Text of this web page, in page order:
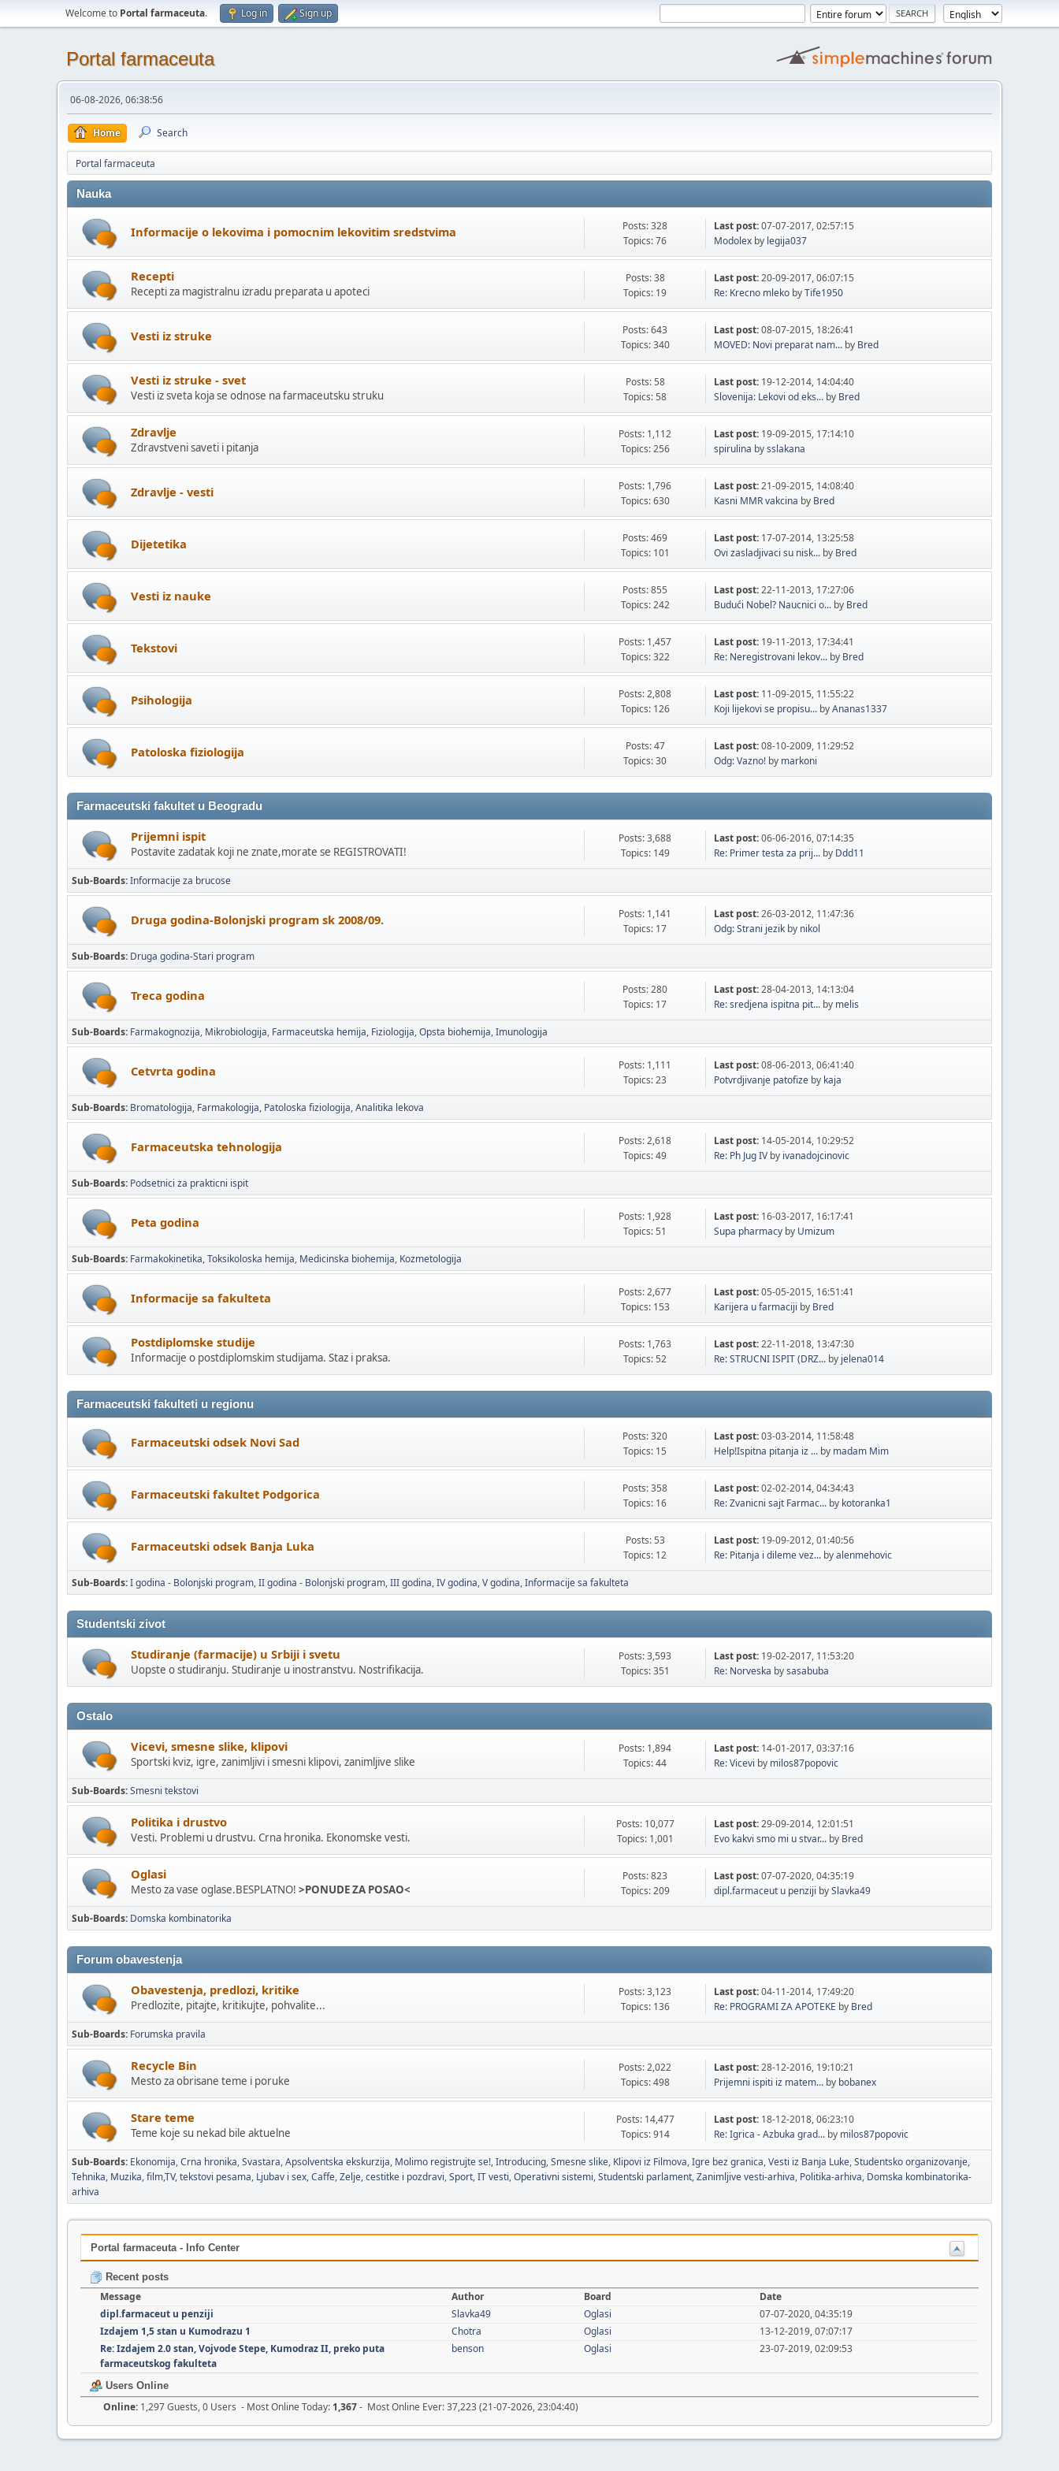
Welcome to Portal farmaceuta. Log in Sign up
Portal farmaceuta
06-08-2026, 06:38:56
Home Search
Portal farmaceuta
Nauka
Informacije o lekovima i pomocnim lekovitim sredstvima
Posts: 328
Topics: 76
Last post:07-07-2017, 02:57:15
Modolex by legija037
Recepti
Recepti za magistralnu izradu preparata u apoteci
Posts: 38
Topics: 19
Last post:20-09-2017, 06:07:15
Re: Krecno mleko byTife1950
Vesti iz struke
Posts: 643
Topics: 340
Last post:08-07-2015, 18:26:41
MOVED: Novi preparat nam... by Bred
Vesti iz struke - svet
Vesti iz sveta koja se odnose na farmaceutsku struku
Posts: 58
Topics: 58
Last post: 19-12-2014, 14:04:40
Slovenija: Lekovi od eks... by Bred
Zdravlje
Zdravstveni saveti i pitanja
Posts: 1,112
Topics: 256
Last post: 19-09-2015, 17:14:10
spirulina bysslakana
Zdravlje - vesti
Posts: 1,796
Topics: 630
Last post:21-09-2015, 14:08:40
Kasni MMR vakcina by Bred
Dijetetika
Posts: 469
Topics: 101
Last post: 17-07-2014, 13:25:58
Ovi zasladjivaci su nisk... by Bred
Vesti iz nauke
Posts: 855
Topics: 242
Last post:22-11-2013, 17:27:06
Budući Nobel? Naucnici o... by Bred
Tekstovi
Posts: 1,457
Topics: 322
Last post: 19-11-2013, 17:34:41
Re: Neregistrovani lekov... by Bred
Psihologija
Posts: 2,808
Topics: 126
Last post: 11-09-2015, 11:55:22
Koji lijekovi se propisu... byAnanas1337
Patoloska fiziologija
Posts: 47
Topics: 30
Last post:08-10-2009, 11:29:52
Odg: Vazno! by markoni
Farmaceutski fakultet u Beogradu
Prijemni ispit
Postavite zadatak koji ne znate,morate se REGISTROVATI!
Posts: 3,688
Topics: 149
Last post:06-06-2016, 07:14:35
Re: Primer testa za prij... by Ddd11
Sub-Boards Informacije za brucose
Druga godina-Bolonjski program sk 2008/09.
Posts: 1,141
Topics: 17
Last post:26-03-2012, 11:47:36
Odg: Strani jezik by nikol
Sub-Boards Druga godina-Stari program
Treca godina
Posts: 280
Topics: 17
Last post:28-04-2013, 14:13:04
Re: sredjena ispitna pit... by melis
Sub-Boards Farmakognozija Mikrobiologija Farmaceutska hemija Fiziologija Opsta biohemija Imunologija
Cetvrta godina
Posts: 1,111
Topics: 23
Last post:08-06-2013, 06:41:40
Potvrdjivanje patofize by kaja
Sub-Boards Bromatologija Farmakologija Patoloska fiziologija Analitika lekova
Farmaceutska tehnologija
Posts: 2,618
Topics: 49
Last post: 14-05-2014, 10:29:52
Re: Ph Jug IV by ivanadojcinovic
Sub-Boards Podsetnici za prakticni ispit
Peta godina
Posts: 1,928
Topics: 51
Last post: 16-03-2017, 16:17:41
Supa pharmacy by Umizum
Sub-Boards Farmakokinetika Toksikoloska hemija Medicinska biohemija Kozmetologija
Informacije sa fakulteta
Posts: 2,677
Topics: 153
Last post:05-05-2015, 16:51:41
Karijera u farmaciji by Bred
Postdiplomske studije
Informacije o postdiplomskim studijama. Staz i praksa.
Posts: 1,763
Topics: 52
Last post:22-11-2018, 13:47:30
Re: STRUCNI ISPIT (DRZ... by jelena014
Farmaceutski fakulteti u regionu
Farmaceutski odsek Novi Sad
Posts: 320
Topics: 15
Last post:03-03-2014, 11:58:48
Help!Ispitna pitanja iz ... by madam Mim
Farmaceutski fakultet Podgorica
Posts: 358
Topics: 16
Last post:02-02-2014, 04:34:43
Re: Zvanicni sajt Farmac... by kotoranka1
Farmaceutski odsek Banja Luka
Posts: 53
Topics: 12
Last post: 19-09-2012, 01:40:56
Re: Pitanja i dileme vez... byalenmehovic
Sub-Boards I godina - Bolonjski program II godina - Bolonjski program III godina IV godina V godina Informacije sa fakulteta
Studentski zivot
Studiranje (farmacije) u Srbiji i svetu
Uopste o studiranju. Studiranje u inostranstvu. Nostrifikacija.
Posts: 3,593
Topics: 351
Last post: 19-02-2017, 11:53:20
Re: Norveska bysasabuba
Ostalo
Vicevi, smesne slike, klipovi
Sportski kviz, igre, zanimljivi i smesni klipovi, zanimljive slike
Posts: 1,894
Topics: 44
Last post: 14-01-2017, 03:37:16
Re: Vicevi by milos87popovic
Sub-Boards Smesni tekstovi
Politika i drustvo
Vesti. Problemi u drustvu. Crna hronika. Ekonomske vesti.
Posts: 10,077
Topics: 1,001
Last post:29-09-2014, 12:01:51
Evo kakvi smo mi u stvar... by Bred
Oglasi
Mesto za vase oglase.BESPLATNO! >PONUDE ZA POSAO<
Posts: 823
Topics: 209
Last post:07-07-2020, 04:35:19
dipl.farmaceut u penziji bySlavka49
Sub-Boards Domska kombinatorika
Forum obavestenja
Obavestenja, predlozi, kritike
Predlozite, pitajte, kritikujte, pohvalite...
Posts: 3,123
Topics: 136
Last post:04-11-2014, 17:49:20
Re: PROGRAMI ZA APOTEKE by Bred
Sub-Boards Forumska pravila
Recycle Bin
Mesto za obrisane teme i poruke
Posts: 2,022
Topics: 498
Last post:28-12-2016, 19:10:21
Prijemni ispiti iz matem... by bobanex
Stare teme
Teme koje su nekad bile aktuelne
Posts: 14,477
Topics: 914
Last post: 18-12-2018, 06:23:10
Re: Igrica - Azbuka grad... by milos87popovic
Sub-Boards Ekonomija Crna hronika Svastara Apsolventska ekskurzija Molimo registrujte se! Introducing Smesne slike Klipovi iz Filmova Igre bez granica Vesti iz Banja Luke Studentsko organizovanje
Tehnika Muzika, film,TV, tekstovi pesama Ljubav i sex Caffe Zelje, cestitke i pozdravi Sport IT vesti Operativni sistemi Studentski parlament Zanimljive vesti-arhiva Politika-arhiva Domska kombinatorika-
arhiva
Portal farmaceuta - Info Center
Recent posts
Message Author Board
Date
dipl.farmaceut u penziji
Slavka49 Oglasi
07-07-2020, 04:35:19
Izdajem 1,5 stan u Kumodrazu 1
Chotra Oglasi
13-12-2019, 07:07:17
Re: Izdajem 2.0 stan, Vojvode Stepe, Kumodraz II, preko puta
farmaceutskog fakulteta
benson Oglasi 23-07-2019, 02:09:53
Users Online
Online: 1,297 Guests, 0 Users - Most Online Today: 1,367- Most Online Ever: 37,223 (21-07-2026, 23:04:40)